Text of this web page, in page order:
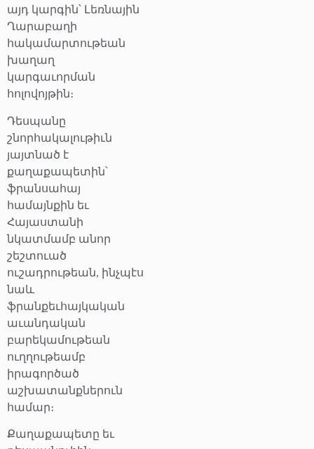
այդ կարգին՝ Լեռնային
Ղարաբաղի
հակամարտութեան
խաղաղ
կարգաւորման
հոլովոյթին։
Դեսպանը
շնորհակալութիւն
յայտնած է
քաղաքապետին՝
ֆրանսահայ
համայնքին եւ
Հայաստանի
նկատմամբ անոր
շեշտուած
ուշադրութեան, ինչպէս
նաև
ֆրանքեւհայկական
աւանդական
բարեկամութեան
ուղղութեամբ
իրագործած
աշխատանքներուն
համար։
Քաղաքապետը եւ